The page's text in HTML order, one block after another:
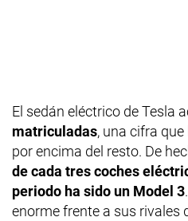
El sedán eléctrico de Tesla
matriculadas, una cifra
por encima del resto. De
de cada tres coches
periodo ha sido un Model 3
enorme frente a sus rivales